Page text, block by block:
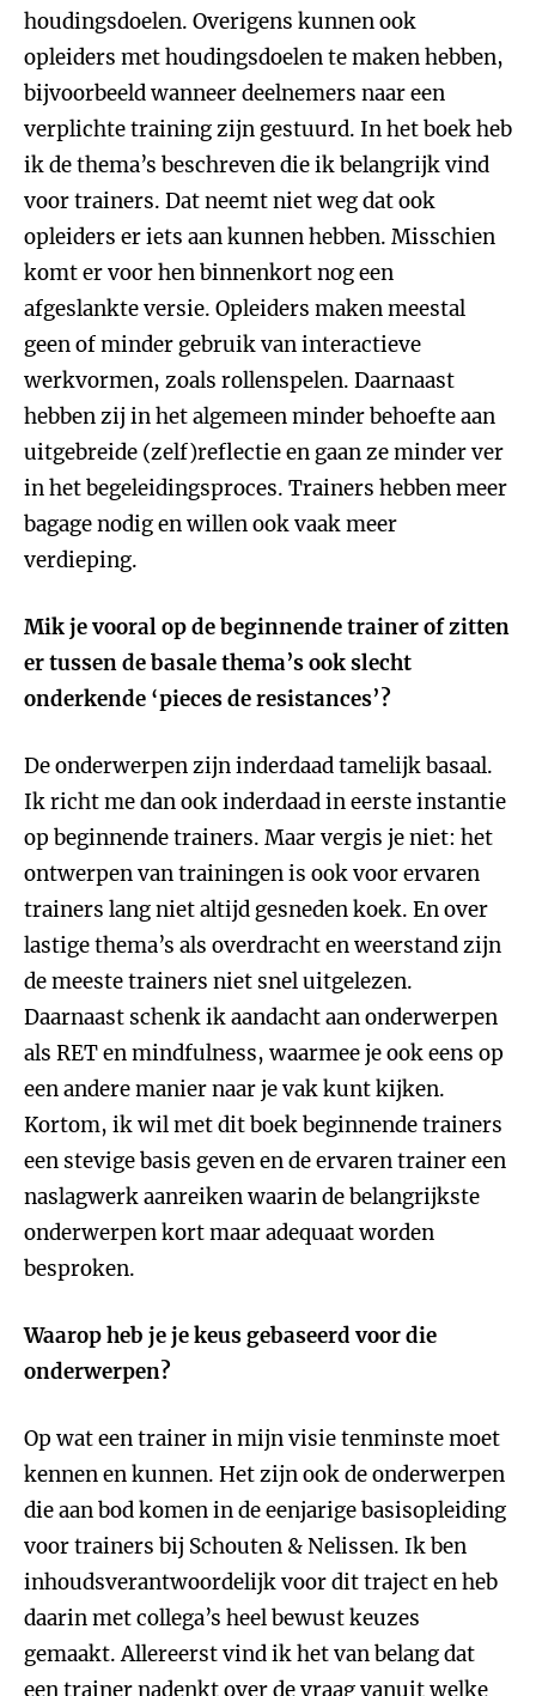
houdingsdoelen. Overigens kunnen ook
opleiders met houdingsdoelen te maken hebben,
bijvoorbeeld wanneer deelnemers naar een
verplichte training zijn gestuurd. In het boek heb
ik de thema’s beschreven die ik belangrijk vind
voor trainers. Dat neemt niet weg dat ook
opleiders er iets aan kunnen hebben. Misschien
komt er voor hen binnenkort nog een
afgeslankte versie. Opleiders maken meestal
geen of minder gebruik van interactieve
werkvormen, zoals rollenspelen. Daarnaast
hebben zij in het algemeen minder behoefte aan
uitgebreide (zelf)reflectie en gaan ze minder ver
in het begeleidingsproces. Trainers hebben meer
bagage nodig en willen ook vaak meer
verdieping.
Mik je vooral op de beginnende trainer of zitten
er tussen de basale thema’s ook slecht
onderkende ‘pieces de resistances’?
De onderwerpen zijn inderdaad tamelijk basaal.
Ik richt me dan ook inderdaad in eerste instantie
op beginnende trainers. Maar vergis je niet: het
ontwerpen van trainingen is ook voor ervaren
trainers lang niet altijd gesneden koek. En over
lastige thema’s als overdracht en weerstand zijn
de meeste trainers niet snel uitgelezen.
Daarnaast schenk ik aandacht aan onderwerpen
als RET en mindfulness, waarmee je ook eens op
een andere manier naar je vak kunt kijken.
Kortom, ik wil met dit boek beginnende trainers
een stevige basis geven en de ervaren trainer een
naslagwerk aanreiken waarin de belangrijkste
onderwerpen kort maar adequaat worden
besproken.
Waarop heb je je keus gebaseerd voor die
onderwerpen?
Op wat een trainer in mijn visie tenminste moet
kennen en kunnen. Het zijn ook de onderwerpen
die aan bod komen in de eenjarige basisopleiding
voor trainers bij Schouten & Nelissen. Ik ben
inhoudsverantwoordelijk voor dit traject en heb
daarin met collega’s heel bewust keuzes
gemaakt. Allereerst vind ik het van belang dat
een trainer nadenkt over de vraag vanuit welke